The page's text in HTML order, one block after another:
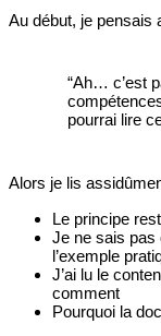
Au début, je pensais
“Ah… c’est
pourrai lire
Alors je lis
Le principe
Je ne sais pas
l’exemple
J’ai lu le
comment
Pourquoi la